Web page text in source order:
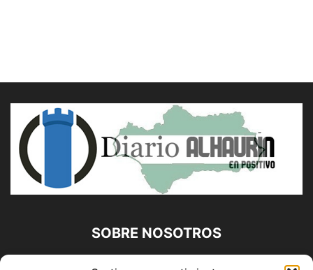
SOBRE NOSOTROS
Diario Alhaurín (www.alhaurindelatorre.com) Propiedad de